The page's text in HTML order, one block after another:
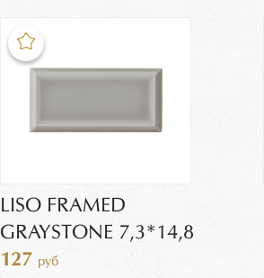
LISO FRAMED
GRAYSTONE 7,3*14,8
127 руб